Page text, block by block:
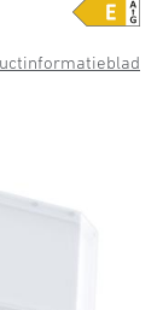
home
met